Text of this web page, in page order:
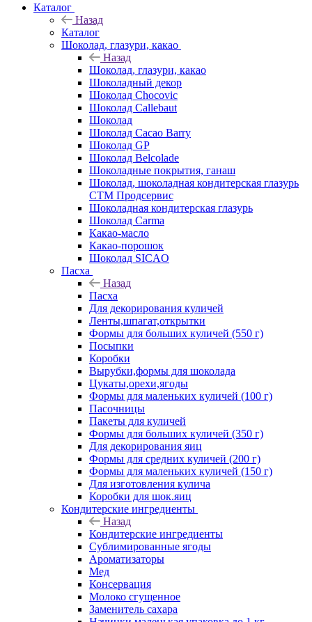
Каталог
Назад
Каталог
Шоколад, глазури, какао
Назад
Шоколад, глазури, какао
Шоколадный декор
Шоколад Chocovic
Шоколад Callebaut
Шоколад
Шоколад Cacao Barry
Шоколад GP
Шоколад Belcolade
Шоколадные покрытия, ганаш
Шоколад, шоколадная кондитерская глазурь
СТМ Продсервис
Шоколадная кондитерская глазурь
Шоколад Carma
Какао-масло
Какао-порошок
Шоколад SICAO
Пасха
Назад
Пасха
Для декорирования куличей
Ленты,шпагат,открытки
Формы для больших куличей (550 г)
Посыпки
Коробки
Вырубки,формы для шоколада
Цукаты,орехи,ягоды
Формы для маленьких куличей (100 г)
Пасочницы
Пакеты для куличей
Формы для больших куличей (350 г)
Для декорирования яиц
Формы для средних куличей (200 г)
Формы для маленьких куличей (150 г)
Для изготовления кулича
Коробки для шок.яиц
Кондитерские ингредиенты
Назад
Кондитерские ингредиенты
Сублимированные ягоды
Ароматизаторы
Мед
Консервация
Молоко сгущенное
Заменитель сахара